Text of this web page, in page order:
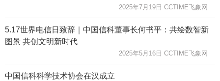
2025年7月19日 CCTIME飞象网
5.17世界电信日致辞｜中国信科董事长何书平：共绘数智新
图景 共创文明新时代
2025年5月16日 CCTIME飞象网
中国信科科学技术协会在汉成立